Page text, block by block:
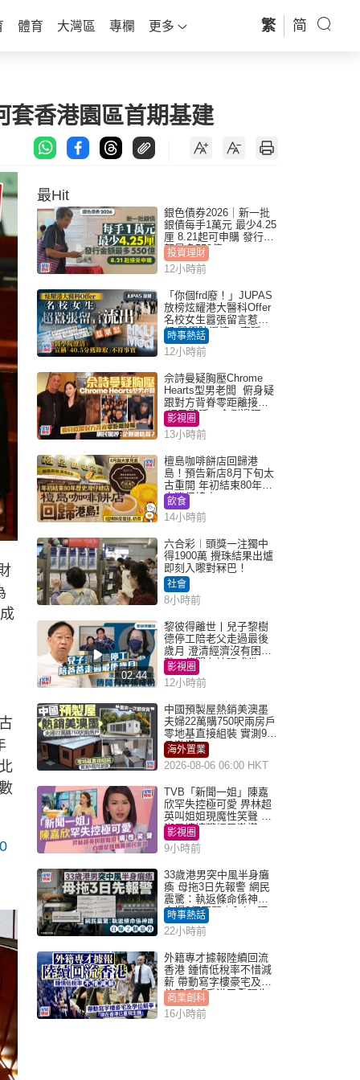
體育 大灣區 專欄 更多 繁 简
套香港園區首期基建
最Hit
銀色債券2026｜新一批
銀債每手1萬元 最少4.25
厘 8.21起可申購 發行金
額最多550億
投資理財
12小時前
「你個frd廢！」JUPAS
放榜炫耀港大醫科Offer
名校女生囂張留言惹眾
怒 醫學院澄清：宣稱
「40.5分獲錄取」不符事
實｜Juicy叮
時事熱話
12小時前
佘詩曼疑胸壓Chrome
Hearts型男老闆 俯身疑
跟對方背脊零距離接觸
網民驚呼：企側邊唔
得？
影視圈
13小時前
檀島咖啡餅店回歸港
島！預告新店8月下旬太
古重開 年初結束80年歷
史灣仔總店
飲食
14小時前
六合彩︱頭獎一注獨中
得1900萬 攪珠結果出爐
即刻入嚟對冧巴！
社會
8小時前
02:44
黎彼得離世丨兒子黎樹
德停工陪老父走過最後
歲月 澄清經濟沒有困
難：傳聞有誇張成份
影視圈
12小時前
中國預製屋熱銷美澳墨
夫婦22萬購750呎兩房戶
零地基直接組裝 實測9個
月激讚
海外置業
2026-08-06 06:00 HKT
TVB「新聞一姐」陳嘉
欣罕失控極可愛 畀林超
英叫姐姐現魔性笑聲 自
嘲是姨姨獲網民激讚
影視圈
9小時前
33歲港男突中風半身癱
瘓 母拖3日先報警 網民
震驚：執返條命係神蹟
自爆2個惡習｜Juicy叮
時事熱話
22小時前
外籍專才據報陸續回流
香港 鍾情低稅率不惜減
薪 帶動寫字樓豪宅及學
位競爭「香港已重現生
機」
商業創科
16小時前